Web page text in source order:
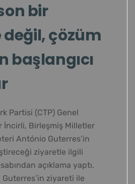
bir
çözüm
başlangıcı
Partisi (CTP) Genel
İncirli, Birleşmiş Milletler
António Guterres’in
ziyaretle ilgili
açıklama yaptı.
Guterres’in ziyareti ile